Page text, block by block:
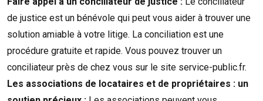
de justice est un bénévole qui peut vous aider à trouver une
solution amiable à votre litige. La conciliation est une
procédure gratuite et rapide. Vous pouvez trouver un
conciliateur près de chez vous sur le site service-public.fr.
Les associations de locataires et de propriétaires : un